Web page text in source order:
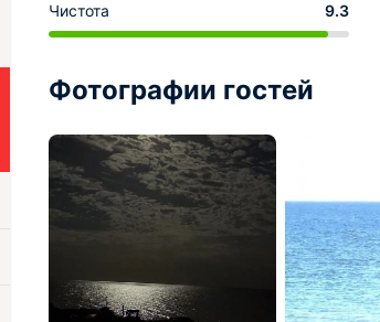
Чистота 9.3
Фотографии гостей